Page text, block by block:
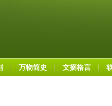
万物简史 文摘格言